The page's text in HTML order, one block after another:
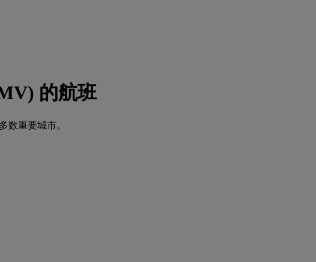
的航班
数重要城市。